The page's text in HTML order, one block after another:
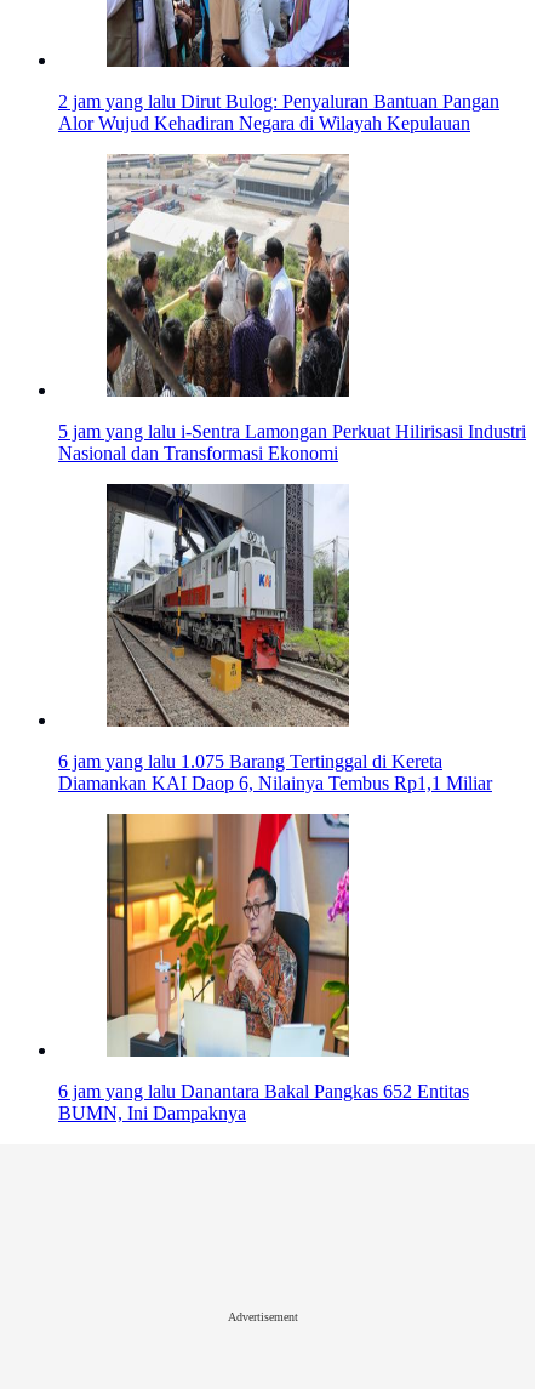
2 jam yang lalu Dirut Bulog: Penyaluran Bantuan Pangan
Alor Wujud Kehadiran Negara di Wilayah Kepulauan
5 jam yang lalu i-Sentra Lamongan Perkuat Hilirisasi Industri
Nasional dan Transformasi Ekonomi
6 jam yang lalu 1.075 Barang Tertinggal di Kereta
Diamankan KAI Daop 6, Nilainya Tembus Rp1,1 Miliar
6 jam yang lalu Danantara Bakal Pangkas 652 Entitas
BUMN, Ini Dampaknya
Advertisement